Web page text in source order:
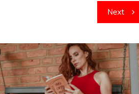
Next